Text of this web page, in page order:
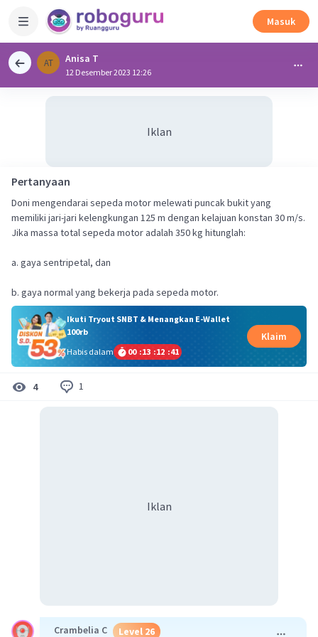
Masuk
AT Anisa T
12 Desember 2023 12:26
Iklan
Pertanyaan
Doni mengendarai sepeda motor melewati puncak bukit yang
memiliki jari-jari kelengkungan 125 m dengan kelajuan konstan 30 m/s.
Jika massa total sepeda motor adalah 350 kg hitunglah:
a. gaya sentripetal, dan
b. gaya normal yang bekerja pada sepeda motor.
Ikuti Tryout SNBT & Menangkan E-Wallet
100rb
Habis dalam
00 :13 :12 :41
Klaim
4 1
Iklan
Crambelia C Level 26